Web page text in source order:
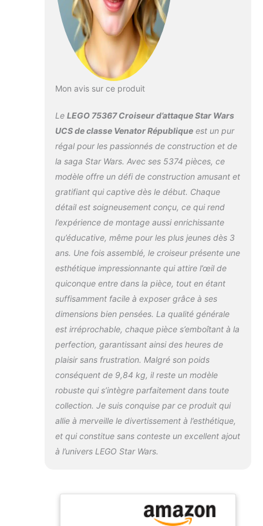
avec des pierres
LEGO Modèle
d'exposition – Le
bloc Clone Wars
20th Anniversary
intégré pour
Rex et Amiral
cadeau – Faites-
vous plaisir ou
offrez à un fan
adulte de Star Wars,
expérimenté de Star
Wars,
collectionneurs de la
série Ultimate LEGO
LEGO Wars
(quantité : 5,374)
Superbe modèle
d'affichage -
Dimensions :
environ 32 x 109 x
54 cm Instructions
de montage
illustrées :
instructions de
construction en
papier incluses
(français non
garanti), mais avec
l'application LEGO
Builder, vous
des kits de
galaxie très
précédente à la
maison, la collection
Mon avis sur ce produit
Le LEGO 75367 Croiseur d’attaque Star Wars
UCS de classe Venator Républiqueest un pur
régal pour les passionnés de construction et de
la saga Star Wars. Avec ses 5374 pièces, ce
modèle offre un défi de construction amusant et
gratifiant qui captive dès le début. Chaque
détail est soigneusement conçu, ce qui rend
l’expérience de montage aussi enrichissante
qu’éducative, même pour les plus jeunes dès 3
ans. Une fois assemblé, le croiseur présente une
esthétique impressionnante qui attire l’œil de
quiconque entre dans la pièce, tout en étant
suffisamment facile à exposer grâce à ses
dimensions bien pensées. La qualité générale
est irréprochable, chaque pièce s’emboîtant à la
perfection, garantissant ainsi des heures de
plaisir sans frustration. Malgré son poids
conséquent de 9,84 kg, il reste un modèle
robuste qui s’intègre parfaitement dans toute
collection. Je suis conquise par ce produit qui
allie à merveille le divertissement à l’esthétique,
et qui constitue sans conteste un excellent ajout
à l’univers LEGO Star Wars.